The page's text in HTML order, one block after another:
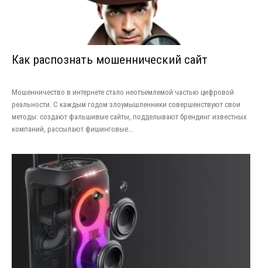
Как распознать мошеннический сайт
Мошенничество в интернете стало неотъемлемой частью цифровой
реальности. С каждым годом злоумышленники совершенствуют свои
методы: создают фальшивые сайты, подделывают брендинг известных
компаний, рассылают фишинговые...